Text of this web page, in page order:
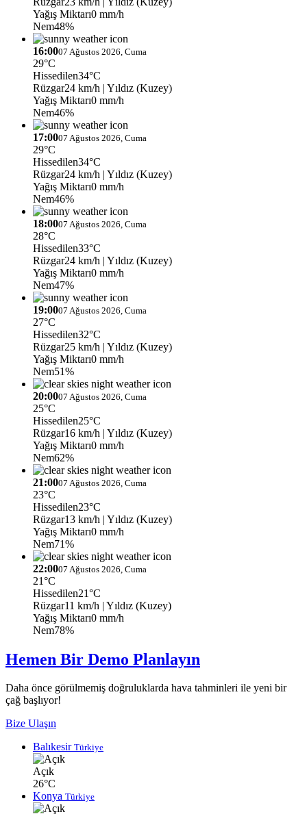
Yağış Miktarı0 mm/h
Nem48%
16:0007 Ağustos 2026, Cuma
29°C
Hissedilen34°C
Rüzgar24 km/h | Yıldız (Kuzey)
Yağış Miktarı0 mm/h
Nem46%
17:0007 Ağustos 2026, Cuma
29°C
Hissedilen34°C
Rüzgar24 km/h | Yıldız (Kuzey)
Yağış Miktarı0 mm/h
Nem46%
18:0007 Ağustos 2026, Cuma
28°C
Hissedilen33°C
Rüzgar24 km/h | Yıldız (Kuzey)
Yağış Miktarı0 mm/h
Nem47%
19:0007 Ağustos 2026, Cuma
27°C
Hissedilen32°C
Rüzgar25 km/h | Yıldız (Kuzey)
Yağış Miktarı0 mm/h
Nem51%
20:0007 Ağustos 2026, Cuma
25°C
Hissedilen25°C
Rüzgar16 km/h | Yıldız (Kuzey)
Yağış Miktarı0 mm/h
Nem62%
21:0007 Ağustos 2026, Cuma
23°C
Hissedilen23°C
Rüzgar13 km/h | Yıldız (Kuzey)
Yağış Miktarı0 mm/h
Nem71%
22:0007 Ağustos 2026, Cuma
21°C
Hissedilen21°C
Rüzgar11 km/h | Yıldız (Kuzey)
Yağış Miktarı0 mm/h
Nem78%
Hemen Bir Demo Planlayın
Daha önce görülmemiş doğruluklarda hava tahminleri ile yeni bir
çağ başlıyor!
Bize Ulaşın
Balıkesir Türkiye
Açık
26°C
Konya Türkiye